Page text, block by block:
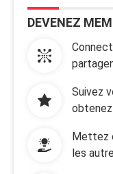
DEVENEZ
Suivez
Mettez
les